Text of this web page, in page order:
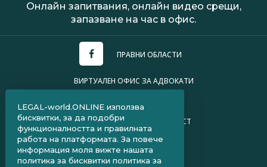
Онлайн запитвания, онлайн видео срещи,
запазване на час в офис.
ПРАВНИ ОБЛАСТИ
ВИРТУАЛЕН ОФИС ЗА АДВОКАТИ
ПОЛИТИКА ЗА ПОВЕРИТЕЛНОСТ
ЧЗВ ЗА КЛИЕНТИ
ЧЗВ ЗА АДВОКАТИ
LEGAL-world.ONLINE използва
бисквитки, за да подобри
функционалността и правилната
работа на платформата. За повече
информация моля вижте нашата
политика за бисквитки политика за